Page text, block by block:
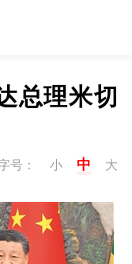
总理米切
号： 小 中 大